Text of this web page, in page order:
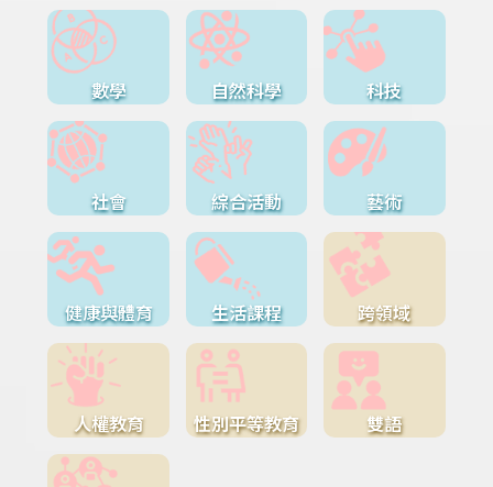
數學 自然科學 科技
社會 綜合活動 藝術
健康與體育 生活課程 跨領域
人權教育 性別平等教育 雙語